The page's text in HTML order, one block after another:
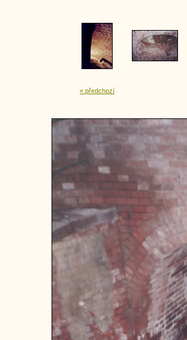
« předchozí